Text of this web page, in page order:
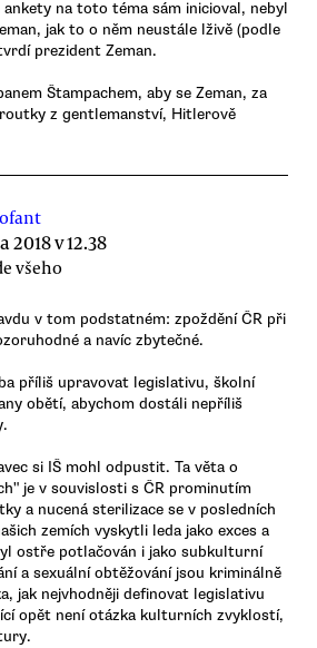
na toto téma sám inicioval, nebyl
jak to o něm neustále lživě (podle
prezident Zeman.
Štampachem, aby se Zeman, za
z gentlemanství, Hitlerově
2018 v 12.38
všeho
v tom podstatném: zpoždění ČR při
a navíc zbytečné.
příliš upravovat legislativu, školní
obětí, abychom dostáli nepříliš
si IŠ mohl odpustit. Ta věta o
je v souvislosti s ČR prominutím
a nucená sterilizace se v posledních
zemích vyskytli leda jako exces a
ostře potlačován i jako subkulturní
a sexuální obtěžování jsou kriminálně
jak nejvhodněji definovat legislativu
opět není otázka kulturních zvyklostí,